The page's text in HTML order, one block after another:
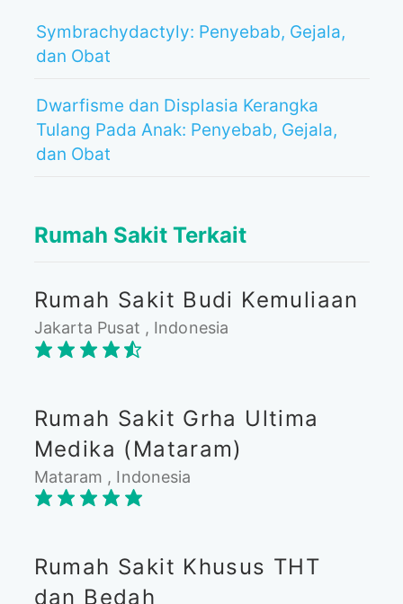
Symbrachydactyly: Penyebab, Gejala,
dan Obat
Dwarfisme dan Displasia Kerangka
Tulang Pada Anak: Penyebab, Gejala,
dan Obat
Rumah Sakit Terkait
Rumah Sakit Budi Kemuliaan
Jakarta Pusat , Indonesia
Rumah Sakit Grha Ultima
Medika (Mataram)
Mataram , Indonesia
Rumah Sakit Khusus THT
dan Bedah